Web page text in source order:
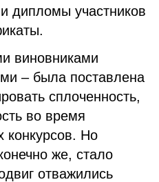
дипломы участников
виновниками
– была поставлена
сплоченность,
во время
конкурсов. Но
же, стало
отважились